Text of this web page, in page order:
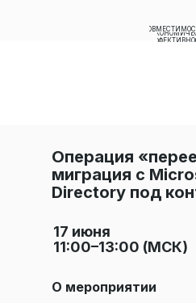
Операция
миграция с
Directory под
О мероприятии
17 июня
11:00–13:00 (МСК)